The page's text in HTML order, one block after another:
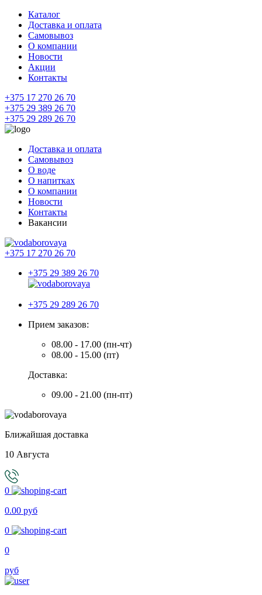
Каталог
Доставка и оплата
Самовывоз
О компании
Новости
Акции
Контакты
+375 17 270 26 70
+375 29 389 26 70
+375 29 289 26 70
Доставка и оплата
Самовывоз
О воде
О напитках
О компании
Новости
Контакты
Вакансии
+375 17 270 26 70
+375 29 389 26 70
+375 29 289 26 70
Прием заказов:
08.00 - 17.00 (пн-чт)
08.00 - 15.00 (пт)
Доставка:
09.00 - 21.00 (пн-пт)
Ближайшая доставка
10 Августа
0
0.00 руб
0
0
руб